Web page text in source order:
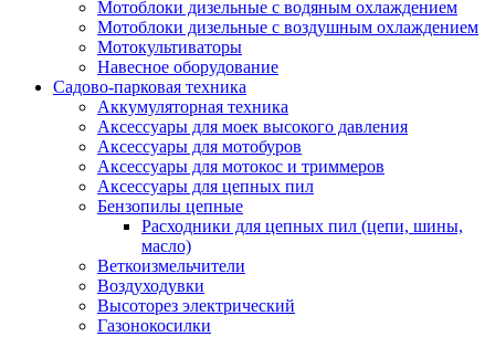
Мотоблоки дизельные с водяным охлаждением
Мотоблоки дизельные с воздушным охлаждением
Мотокультиваторы
Навесное оборудование
Садово-парковая техника
Аккумуляторная техника
Аксессуары для моек высокого давления
Аксессуары для мотобуров
Аксессуары для мотокос и триммеров
Аксессуары для цепных пил
Бензопилы цепные
Расходники для цепных пил (цепи, шины,
масло)
Веткоизмельчители
Воздуходувки
Высоторез электрический
Газонокосилки